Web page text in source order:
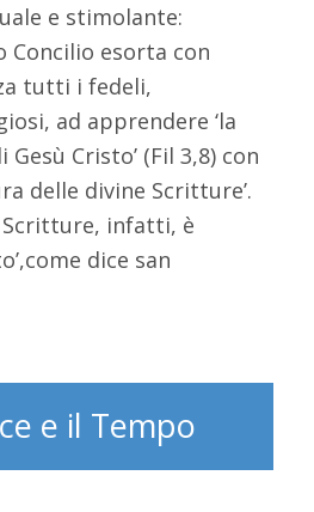
e stimolante:
Concilio esorta con
tutti i fedeli,
ad apprendere ‘la
Cristo’ (Fil 3,8) con
delle divine Scritture’.
Scritture, infatti, è
dice san
e il Tempo